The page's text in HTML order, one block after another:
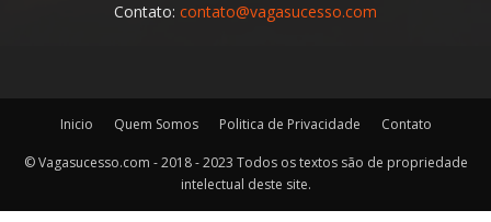
Contato: contato@vagasucesso.com
Inicio Quem Somos Politica de Privacidade Contato
© Vagasucesso.com - 2018 - 2023 Todos os textos são de propriedade
intelectual deste site.